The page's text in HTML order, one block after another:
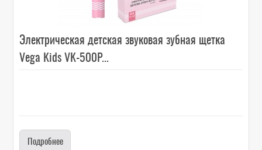
Электрическая детская звуковая зубная щетка
Vega Kids VK-500P...
Подробнее